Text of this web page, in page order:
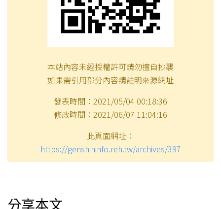
本站內容未經授權許可請勿擅自抄襲
如果需引用部分內容請註明來源網址
發表時間：2021/05/04 00:18:36
修改時間：2021/06/07 11:04:16
此頁面網址：
https://genshininfo.reh.tw/archives/397
分享本文